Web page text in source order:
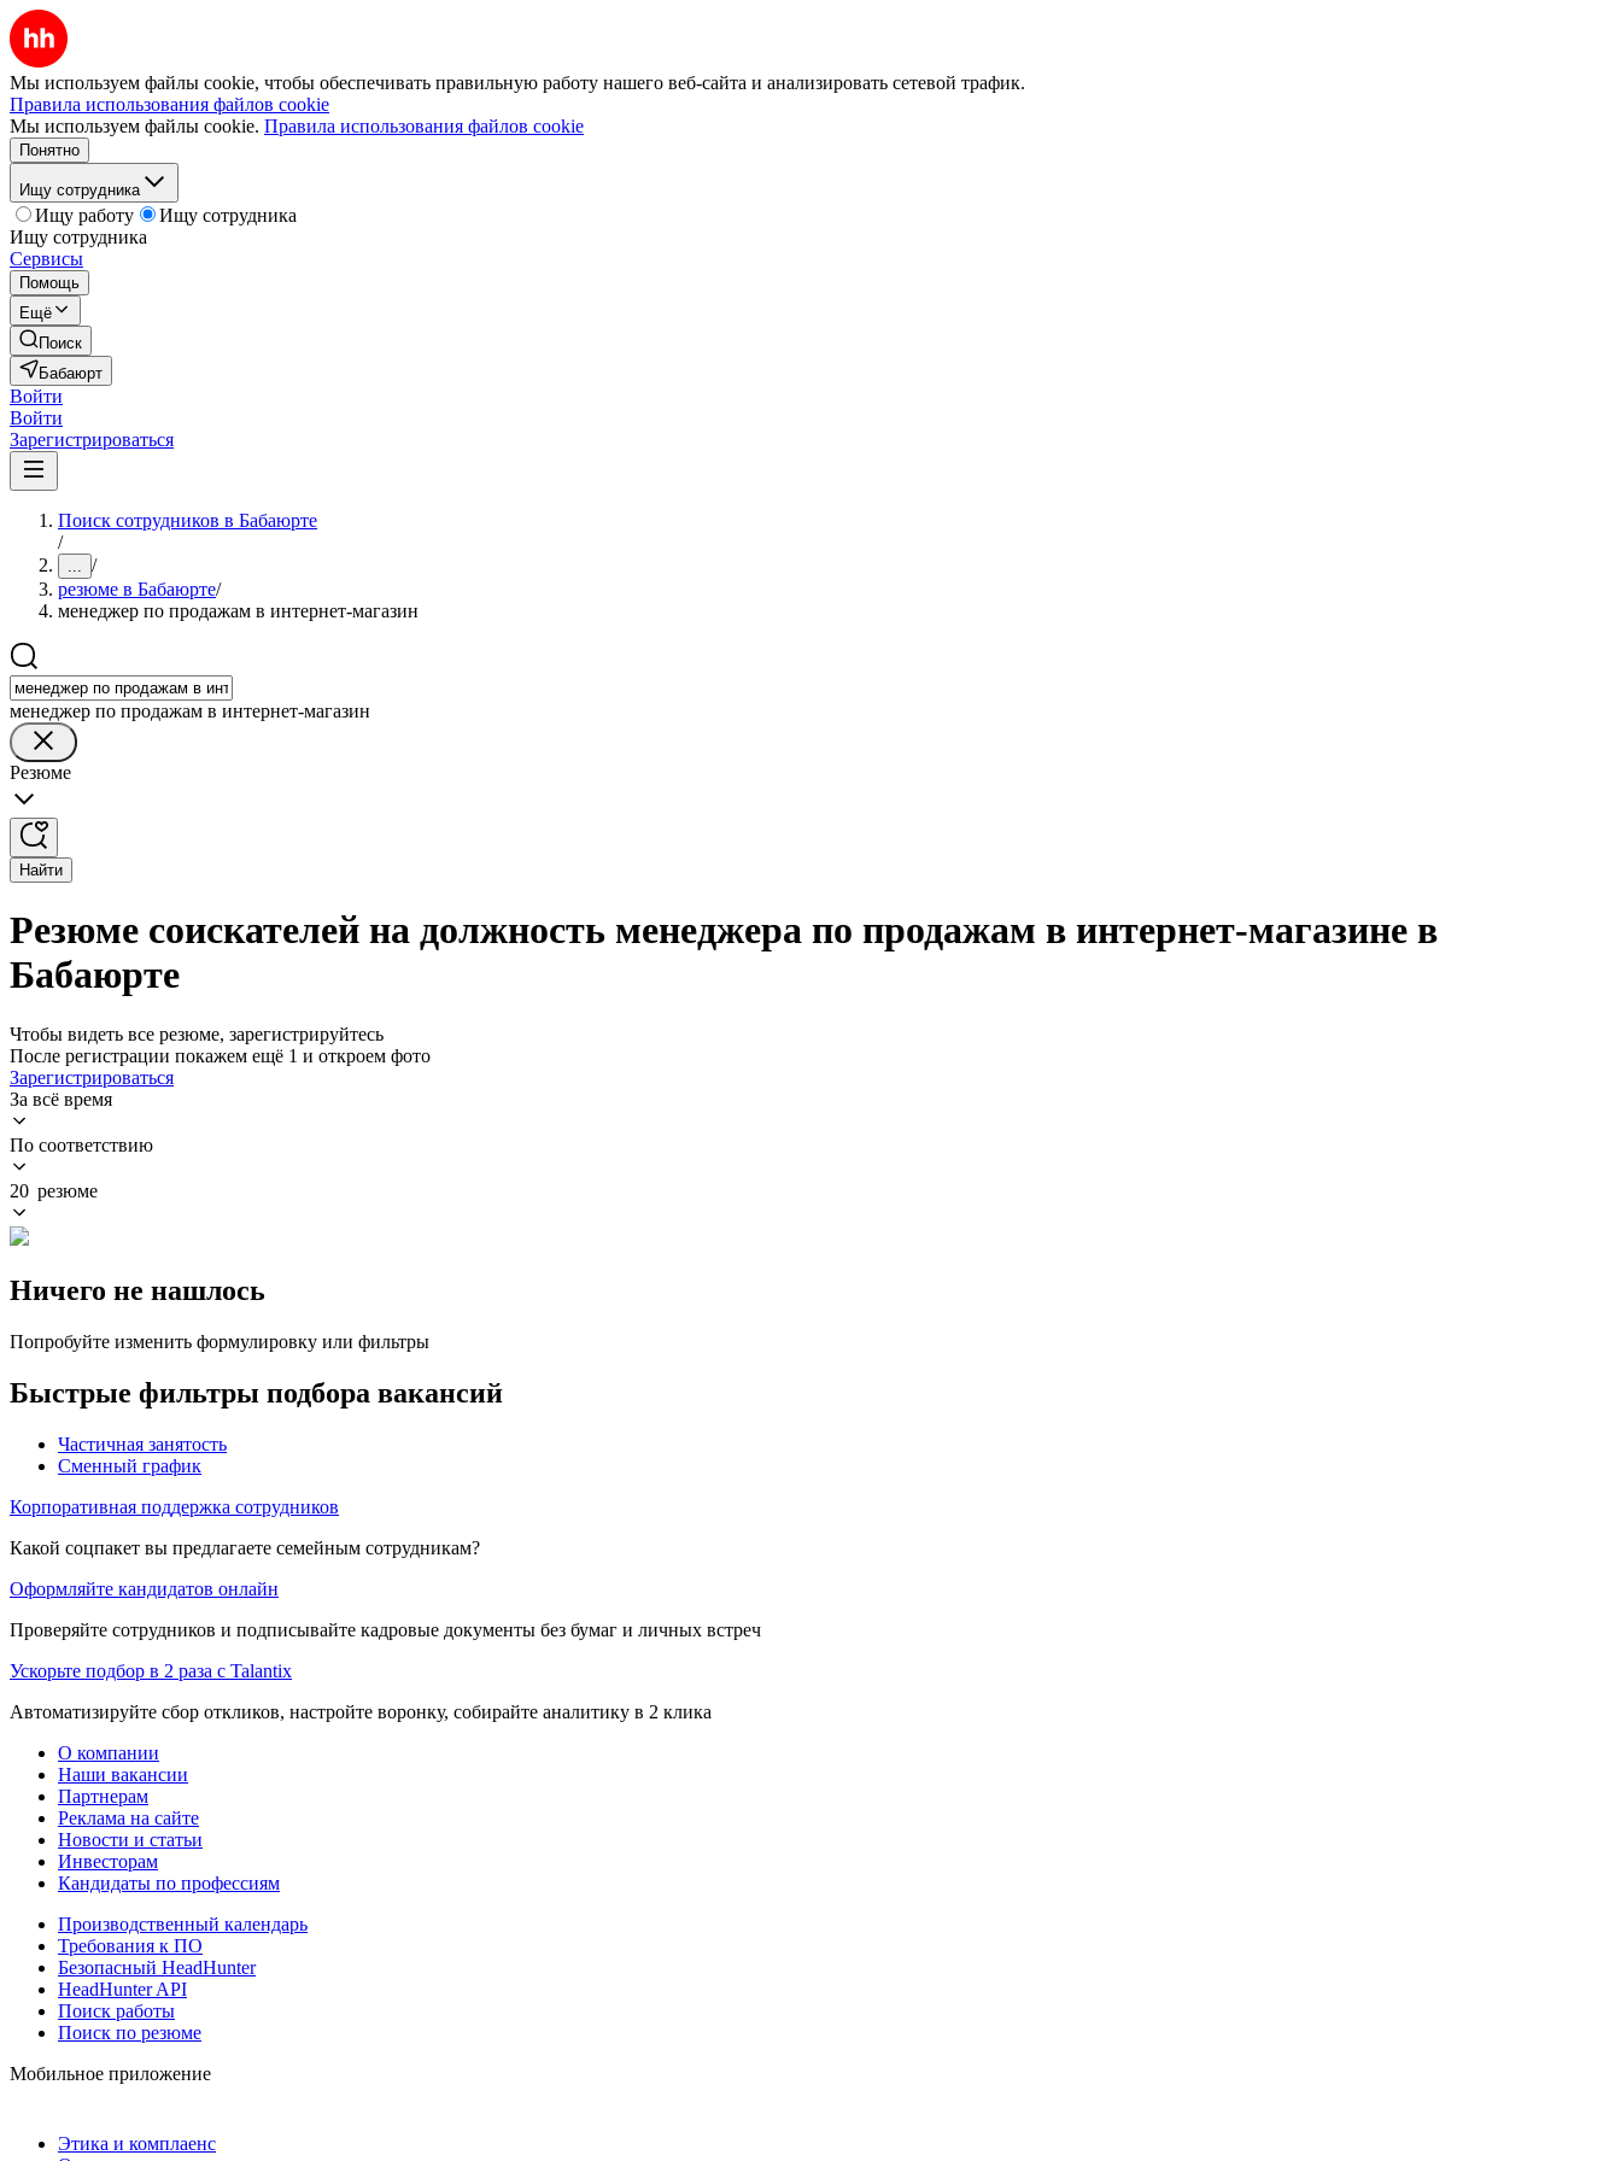
Мы используем файлы cookie, чтобы обеспечивать правильную работу нашего веб-сайта и анализировать сетевой трафик.
Правила использования файлов cookie
Мы используем файлы cookie. Правила использования файлов cookie
Понятно
Ищу сотрудника
Ищу работу
Ищу сотрудника
Ищу сотрудника
Сервисы
Помощь
Ещё
Поиск
Бабаюрт
Войти
Войти
Зарегистрироваться
Поиск сотрудников в Бабаюрте
/
... /
резюме в Бабаюрте/
менеджер по продажам в интернет-магазин
менеджер по продажам в интернет-магазин
Резюме
Найти
Резюме соискателей на должность менеджера по продажам в интернет-магазине в
Бабаюрте
Чтобы видеть все резюме, зарегистрируйтесь
После регистрации покажем ещё 1 и откроем фото
Зарегистрироваться
За всё время
По соответствию
20 резюме
Ничего не нашлось
Попробуйте изменить формулировку или фильтры
Быстрые фильтры подбора вакансий
Частичная занятость
Сменный график
Корпоративная поддержка сотрудников
Какой соцпакет вы предлагаете семейным сотрудникам?
Оформляйте кандидатов онлайн
Проверяйте сотрудников и подписывайте кадровые документы без бумаг и личных встреч
Ускорьте подбор в 2 раза с Talantix
Автоматизируйте сбор откликов, настройте воронку, собирайте аналитику в 2 клика
О компании
Наши вакансии
Партнерам
Реклама на сайте
Новости и статьи
Инвесторам
Кандидаты по профессиям
Производственный календарь
Требования к ПО
Безопасный HeadHunter
HeadHunter API
Поиск работы
Поиск по резюме
Мобильное приложение
Этика и комплаенс